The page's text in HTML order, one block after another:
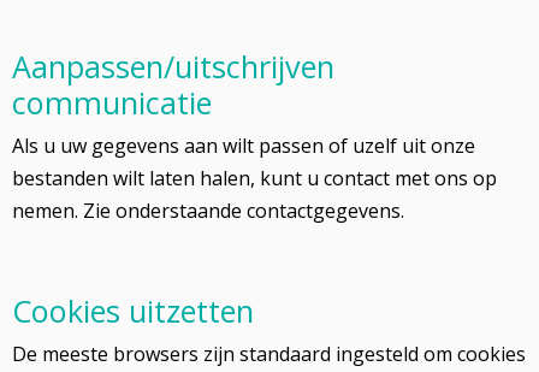
Aanpassen/uitschrijven
communicatie
Als u uw gegevens aan wilt passen of uzelf uit onze
bestanden wilt laten halen, kunt u contact met ons op
nemen. Zie onderstaande contactgegevens.
Cookies uitzetten
De meeste browsers zijn standaard ingesteld om cookies